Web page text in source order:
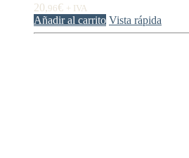
20,96€ + IVA
Añadir al carrito Vista rápida